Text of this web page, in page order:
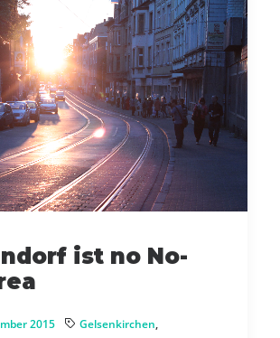
ist no No-
2015 Gelsenkirchen,